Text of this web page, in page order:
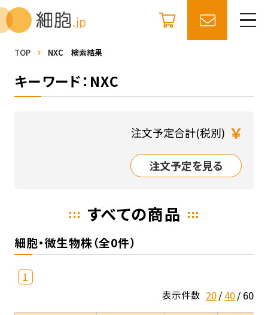
TOP NXC 検索結果
キーワード：NXC
注文予定合計(税別) ￥
注文予定を見る
すべての商品
細胞・微生物株（全0件）
1
表示件数 20 40 60